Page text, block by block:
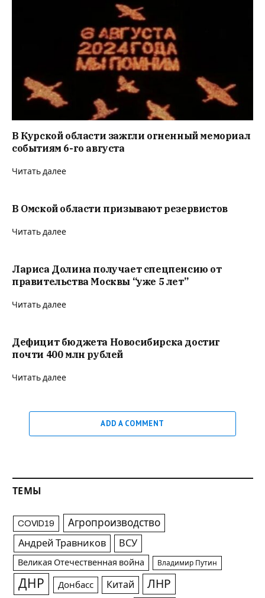
В Курской области зажгли огненный мемориал
событиям 6-го августа
Читать далее
В Омской области призывают резервистов
Читать далее
Лариса Долина получает спецпенсию от
правительства Москвы “уже 5 лет”
Читать далее
Дефицит бюджета Новосибирска достиг
почти 400 млн рублей
Читать далее
ADD A COMMENT
ТЕМЫ
COVID19 Агропроизводство
Андрей Травников ВСУ
Великая Отечественная война Владимир Путин
ДНР Донбасс Китай ЛНР